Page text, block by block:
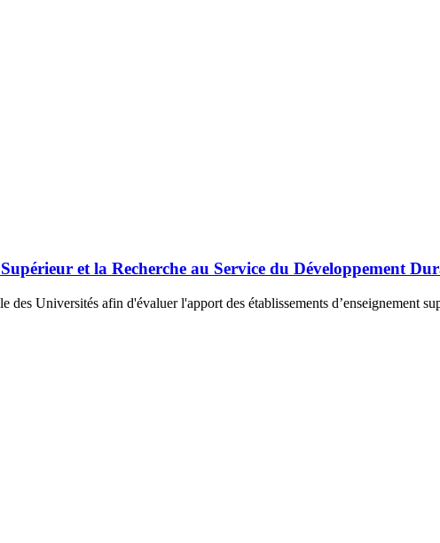
et la Recherche au Service du Développement
des Universités afin d'évaluer l'apport des établissements d’enseignement